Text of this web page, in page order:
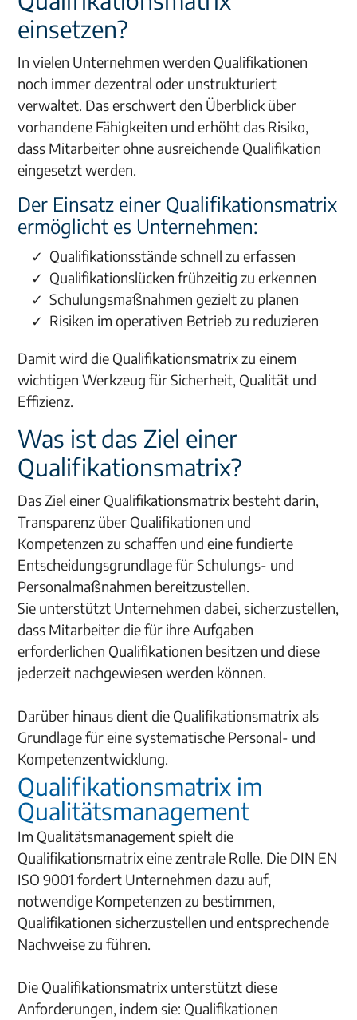
einsetzen?
In vielen Unternehmen werden Qualifikationen
noch immer dezentral oder unstrukturiert
verwaltet. Das erschwert den Überblick über
vorhandene Fähigkeiten und erhöht das Risiko,
dass Mitarbeiter ohne ausreichende Qualifikation
eingesetzt werden.
Der Einsatz einer Qualifikationsmatrix
ermöglicht es Unternehmen:
Qualifikationsstände schnell zu erfassen
Qualifikationslücken frühzeitig zu erkennen
Schulungsmaßnahmen gezielt zu planen
Risiken im operativen Betrieb zu reduzieren
Damit wird die Qualifikationsmatrix zu einem
wichtigen Werkzeug für Sicherheit, Qualität und
Effizienz.
Was ist das Ziel einer
Qualifikationsmatrix?
Das Ziel einer Qualifikationsmatrix besteht darin,
Transparenz über Qualifikationen und
Kompetenzen zu schaffen und eine fundierte
Entscheidungsgrundlage für Schulungs- und
Personalmaßnahmen bereitzustellen.
Sie unterstützt Unternehmen dabei, sicherzustellen,
dass Mitarbeiter die für ihre Aufgaben
erforderlichen Qualifikationen besitzen und diese
jederzeit nachgewiesen werden können.
Darüber hinaus dient die Qualifikationsmatrix als
Grundlage für eine systematische Personal- und
Kompetenzentwicklung.
Qualifikationsmatrix im
Qualitätsmanagement
Im Qualitätsmanagement spielt die
Qualifikationsmatrix eine zentrale Rolle. Die DIN EN
ISO 9001 fordert Unternehmen dazu auf,
notwendige Kompetenzen zu bestimmen,
Qualifikationen sicherzustellen und entsprechende
Nachweise zu führen.
Die Qualifikationsmatrix unterstützt diese
Anforderungen, indem sie: Qualifikationen